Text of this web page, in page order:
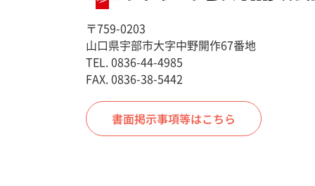
〒759-0203
山口県宇部市大字中野開作67番地
TEL. 0836-44-4985
FAX. 0836-38-5442
書面掲示事項等はこちら